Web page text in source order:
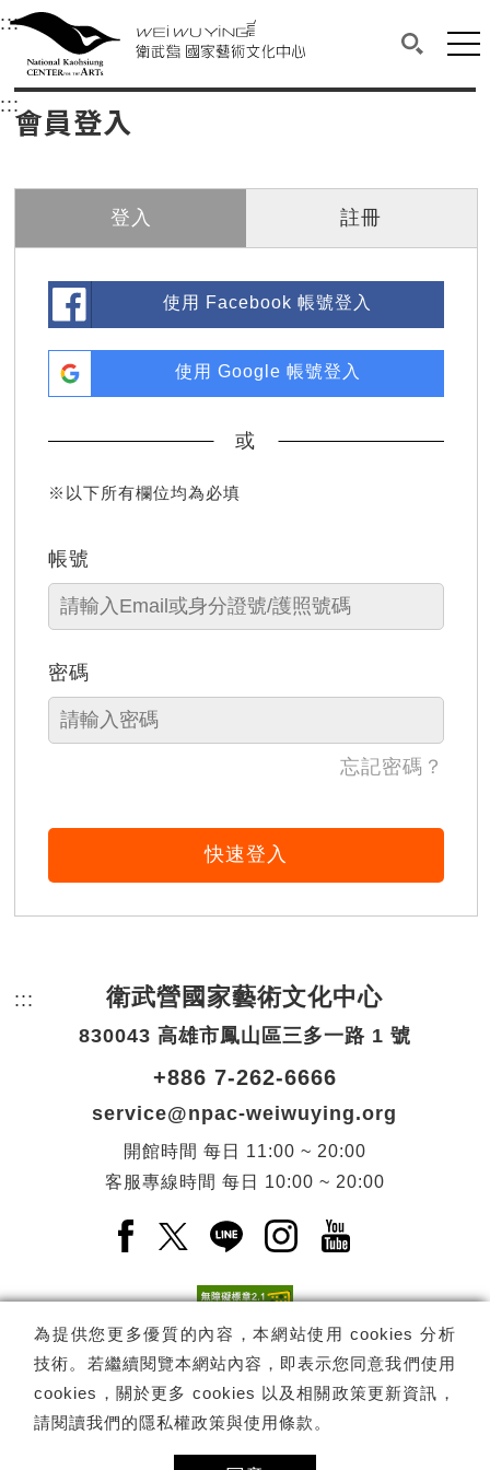
衛武營國家藝術文化中心
中央內容區塊，為本頁主要內容區。
:::選單連結區塊，此區塊列有本網站主要連結。
衛武營國家藝術文化中心
搜尋(開
網
::: 中央內容區塊，為本頁主要內容區。
會員登入
登入 註冊
使用 Facebook 帳號登入
使用 Google 帳號登入
或
※以下所有欄位均為必填
帳號
密碼
忘記密碼？
快速登入
為提供您更多優質的內容，本網站使用 cookies 分析
技術。若繼續閱覽本網站內容，即表示您同意我們使用
cookies，關於更多 cookies 以及相關政策更新資訊，
請閱讀我們的隱私權政策與使用條款 。
::: 頁尾網站資訊。
衛武營國家藝術文化中心
830043 高雄市鳳山區三多一路 1 號
+886 7-262-6666
service@npac-weiwuying.org
開館時間 每日
11:00 ~ 20:00
客服專線時間 每日 10:00 ~ 20:00
Facebook(另開新視窗)
X(另開新視窗)
LINE(另開新視窗)
Instagram(另開新視
YouTube(另開
電子報訂閱 訂閱
Copyright © 國家表演藝術中心 -衛武營國家藝術文化中心